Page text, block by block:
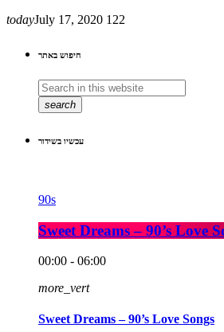
todayJuly 17, 2020 122
חיפוש באתר
search
עכשיו בשידור
90s
Sweet Dreams – 90’s Love
00:00 - 06:00
more_vert
Sweet Dreams – 90’s Love Songs